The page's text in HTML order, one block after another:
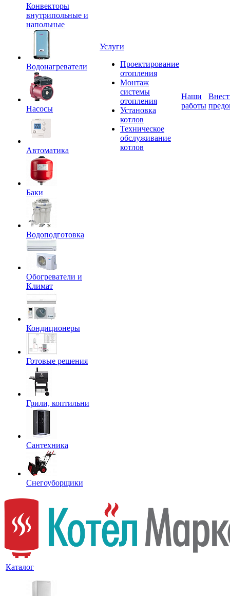
Конвекторы
внутрипольные и
напольные
Водонагреватели
Насосы
Автоматика
Баки
Водоподготовка
Обогреватели и
Климат
Кондиционеры
Готовые решения
Грили, коптильни
Сантехника
Снегоуборщики
Услуги
Проектирование
отопления
Монтаж
системы
отопления
Установка
котлов
Техническое
обслуживание
котлов
Наши
работы
Каталог